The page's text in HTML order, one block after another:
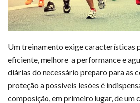
Um treinamento exige características
eficiente, melhore a performance e
diárias do necessário preparo para as
proteção a possíveis lesões é
composição, em primeiro lugar, de um